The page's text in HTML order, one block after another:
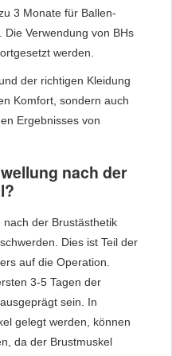
3 Monate für Ballen-
Verwendung von BHs
werden.
der richtigen Kleidung
Komfort, sondern auch
Ergebnisses von
nach der
der Brustästhetik
Dies ist Teil der
auf die Operation.
3-5 Tagen der
sein. In
gelegt werden, können
da der Brustmuskel